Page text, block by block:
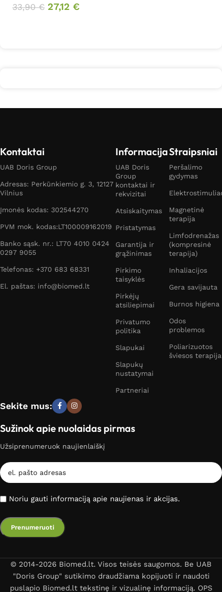
33,90€ 27,12 €
Kontaktai
UAB Doris Group
Adresas: Perkūnkiemio g. 3, 12127
Vilnius
Įmonės kodas: 302544270
PVM mok. kodas:LT100009162019
Banko sąsk. nr.: LT70 4010 0424
0297 9055
Telefonas: +370 683 68331
El. paštas: info@biomed.lt
Informacija
UAB Doris
Group
kontaktai ir
rekvizitai
Atsiskaitymas
Pristatymas
Garantija ir
grąžinimas
Pirkimo
taisyklės
Pirkėjų
atsiliepimai
Privatumo
politika
Slapukai
Slapukų
nustatymai
Partneriai
Straipsniai
Peršalimo
gydymas
Magnetinė
terapija
Limfodrenažas
(kompresinė
terapija)
Inhaliacijos
Gera savijauta
Burnos higiena
Odos
problemos
Poliarizuotos
šviesos terapija
Sekite mus:
Sužinok apie nuolaidas pirmas
Užsiprenumeruok naujienlaiškį
Noriu gauti informaciją apie naujienas ir akcijas.
© 2014-2026 Biomed.lt. Visos teisės saugomos. Be UAB
"Doris Group" sutikimo draudžiama kopijuoti ir naudoti
puslapio Biomed.lt tekstinę ir vizualinę informaciją. OPS